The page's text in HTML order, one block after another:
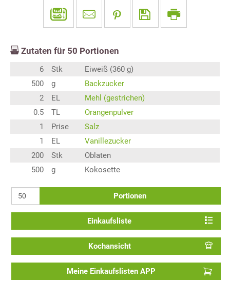
Zutaten für 50 Portionen
6 Stk
Eiweiß (360 g)
500
g
Backzucker
2
EL
Mehl (gestrichen)
0.5
TL
Orangenpulver
1
Prise
Salz
1
EL
Vanillezucker
200
Stk
Oblaten
500
g Kokosette
Portionen
Einkaufsliste
Kochansicht
Meine Einkaufslisten APP